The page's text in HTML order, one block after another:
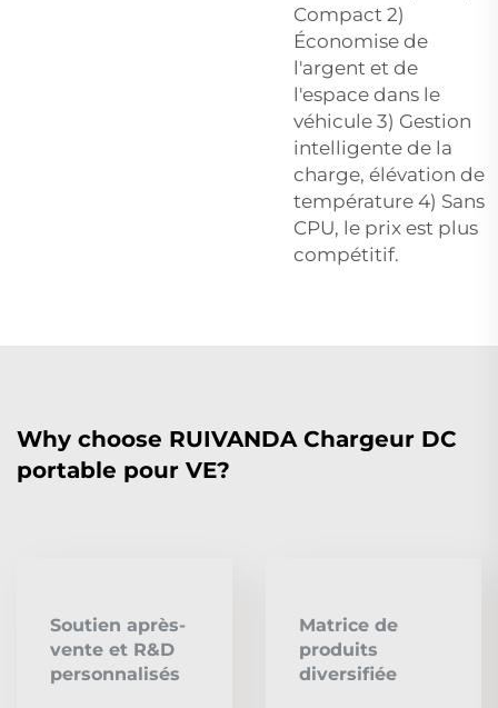
Compact 2)
Économise de
l'argent et de
l'espace dans le
véhicule 3) Gestion
intelligente de la
charge, élévation de
température 4) Sans
CPU, le prix est plus
compétitif.
Why choose RUIVANDA Chargeur DC
portable pour VE?
Soutien après-
vente et R&D
personnalisés
Matrice de
produits
diversifiée